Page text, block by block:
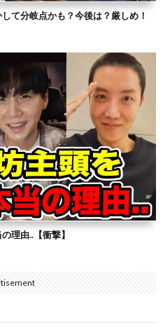
て分岐点かも？今後は？厳しめ！
理由..【衝撃】